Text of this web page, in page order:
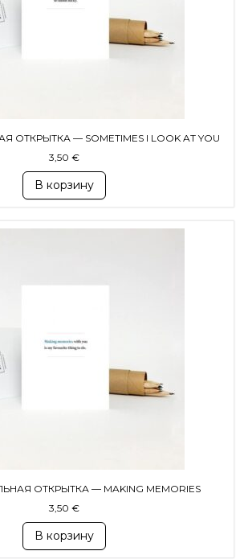
ОТКРЫТКА — SOMETIMES I LOOK AT YOU
3,50 €
В корзину
ОТКРЫТКА — MAKING MEMORIES
3,50 €
В корзину